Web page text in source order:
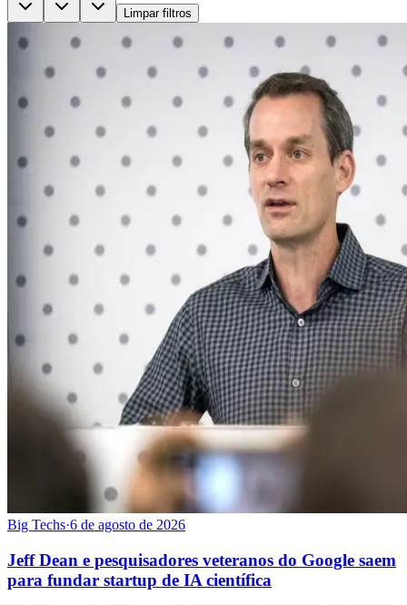
Limpar filtros
Big Techs·6 de agosto de 2026
Jeff Dean e pesquisadores veteranos do Google saem
para fundar startup de IA científica